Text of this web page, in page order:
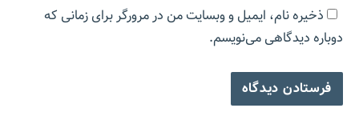
ذخیره نام، ایمیل و وبسایت من در مرورگر برای زمانی که
دوباره دیدگاهی می‌نویسم.